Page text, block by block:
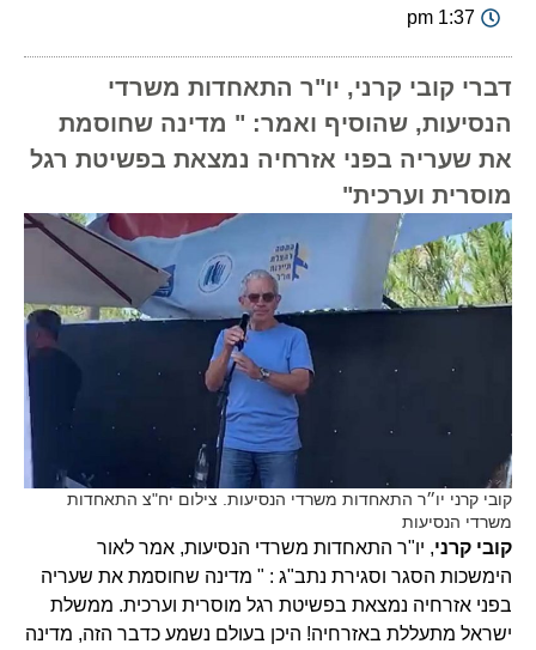
1:37 pm
דברי קובי קרני, יו"ר התאחדות משרדי
הנסיעות, שהוסיף ואמר: " מדינה שחוסמת
את שעריה בפני אזרחיה נמצאת בפשיטת רגל
מוסרית וערכית"
קובי קרני יו״ר התאחדות משרדי הנסיעות. צילום יח"צ התאחדות
משרדי הנסיעות
קובי קרני, יו"ר התאחדות משרדי הנסיעות, אמר לאור
הימשכות הסגר וסגירת נתב"ג : " מדינה שחוסמת את שעריה
בפני אזרחיה נמצאת בפשיטת רגל מוסרית וערכית. ממשלת
ישראל מתעללת באזרחיה! היכן בעולם נשמע כדבר הזה, מדינה